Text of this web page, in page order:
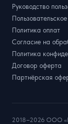
Руководство
Политика оплат
Согласие на
Политика
Договор оферта
Партнёрская
2018–2026 ООО